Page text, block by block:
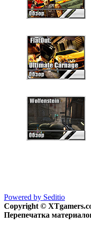
Powered by Seditio
Copyright ©
Перепечатка